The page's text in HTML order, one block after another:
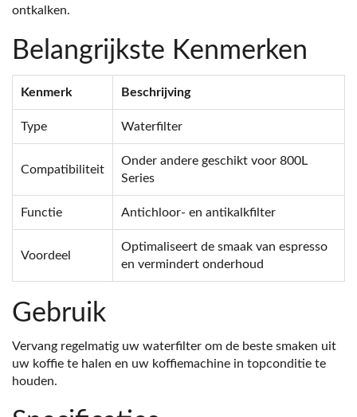
ontkalken.
Belangrijkste Kenmerken
Kenmerk Beschrijving
Type Waterfilter
Compatibiliteit
Onder andere geschikt voor 800L
Series
Functie Antichloor- en antikalkfilter
Voordeel
Optimaliseert de smaak van espresso
en vermindert onderhoud
Gebruik
Vervang regelmatig uw waterfilter om de beste smaken uit
uw koffie te halen en uw koffiemachine in topconditie te
houden.